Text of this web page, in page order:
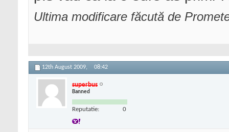
Ultima modificare făcută de
12th August 2009, 08:42
superbus
Banned
Reputatie: 0